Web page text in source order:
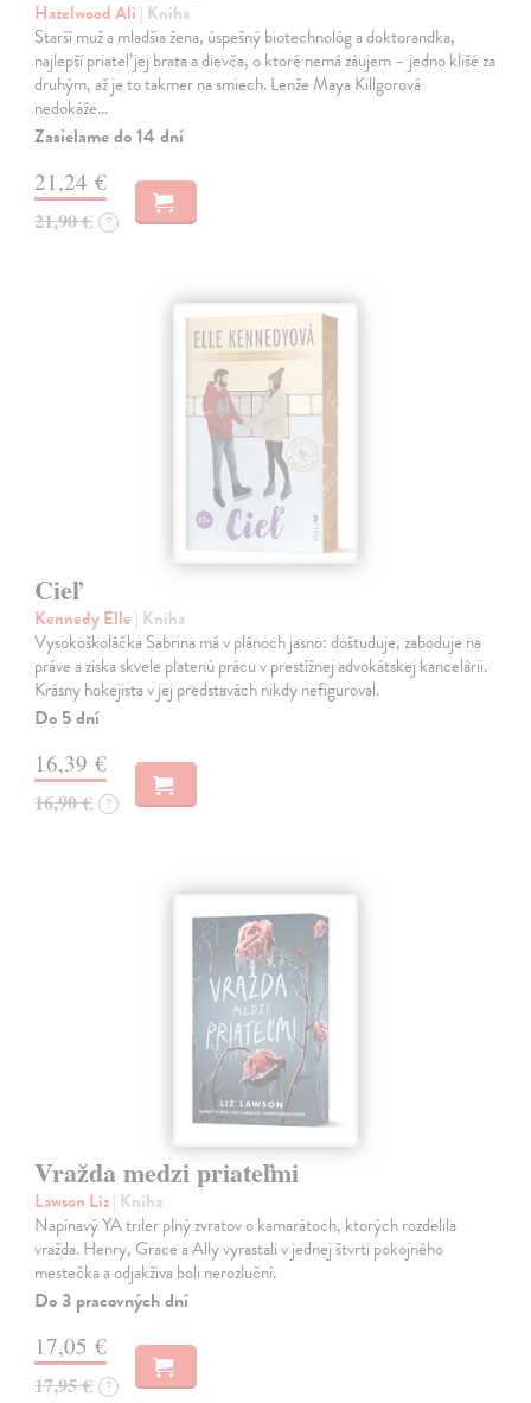
Hazelwood Ali | Kniha
Starší muž a mladšia žena, úspešný biotechnológ a doktorandka,
najlepší priateľ jej brata a dievča, o ktoré nemá záujem – jedno klišé za
druhým, až je to takmer na smiech. Lenže Maya Killgorová
nedokáže…
Zasielame do 14 dní
21,24 €
21,90 € ?
Cieľ
Kennedy Elle | Kniha
Vysokoškoláčka Sabrina má v plánoch jasno: doštuduje, zaboduje na
práve a získa skvele platenú prácu v prestížnej advokátskej kancelárii.
Krásny hokejista v jej predstavách nikdy nefiguroval.
Do 5 dní
16,39 €
16,90 € ?
Vražda medzi priateľmi
Lawson Liz| Kniha
Napínavý YA triler plný zvratov o kamarátoch, ktorých rozdelila
vražda. Henry, Grace a Ally vyrastali v jednej štvrti pokojného
mestečka a odjakživa boli nerozluční.
Do 3 pracovných dní
17,05 €
17,95 € ?